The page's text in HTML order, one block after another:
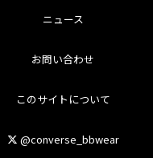
ニュース
お問い合わせ
このサイトについて
@converse_bbwear